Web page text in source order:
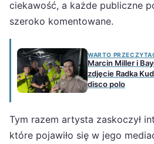
ciekawość, a każde publiczne
szeroko komentowane.
WARTO
Marcin Miller i
zdjęcie Radka
disco polo
Tym razem artysta zaskoczył
które pojawiło się w jego